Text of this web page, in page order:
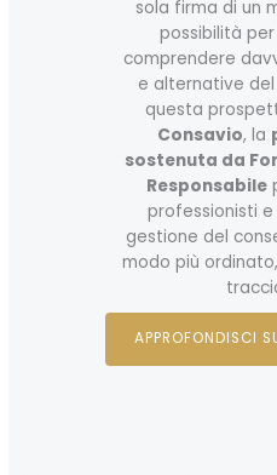
sola firma di un
possibilità
comprendere
e alternative
questa
Consavio, la
sostenuta da
Responsabile
professionisti
gestione del
modo più
APPROFONDISCI